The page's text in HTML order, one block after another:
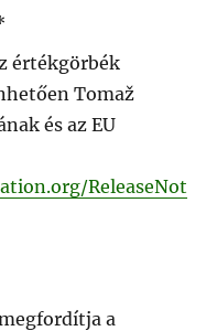
értékgörbék
Tomaž
és az EU
ReleaseNot
a